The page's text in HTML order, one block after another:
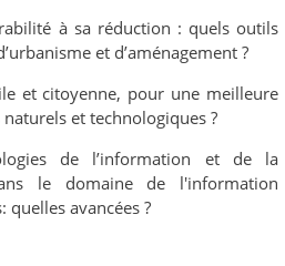
à sa réduction : quels outils
et d’aménagement ?
et citoyenne, pour une meilleure
et technologiques ?
de l’information et de la
le domaine de l'information
avancées ?